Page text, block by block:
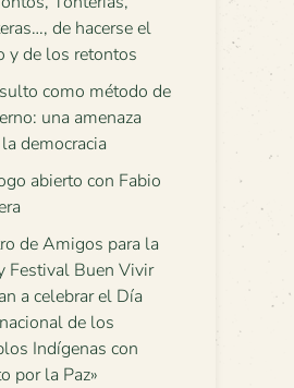
de hacerse el
y de los retontos
como método de
una amenaza
democracia
abierto con Fabio
de Amigos para la
Festival Buen Vivir
a celebrar el Día
de los
Indígenas con
por la Paz»